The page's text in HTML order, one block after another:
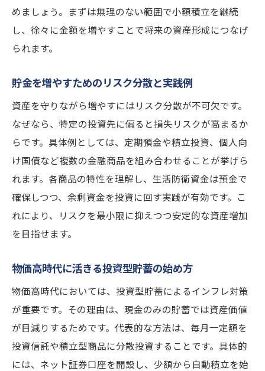
めましょう。まずは無理のない範囲で小額積立を継続
し、徐々に金額を増やすことで将来の資産形成につなげ
られます。
貯金を増やすためのリスク分散と実践例
資産を守りながら増やすにはリスク分散が不可欠です。
なぜなら、特定の投資先に偏ると損失リスクが高まるか
らです。具体例としては、定期預金や積立投資、個人向
け国債など複数の金融商品を組み合わせることが挙げら
れます。各商品の特性を理解し、生活防衛資金は預金で
確保しつつ、余剰資金を投資に回す実践が有効です。こ
れにより、リスクを最小限に抑えつつ安定的な資産増加
を目指せます。
物価高時代に活きる投資型貯蓄の始め方
物価高時代においては、投資型貯蓄によるインフレ対策
が重要です。その理由は、現金のみの貯蓄では資産価値
が目減りするためです。代表的な方法は、毎月一定額を
投資信託や積立型商品に分散投資することです。具体的
には、ネット証券口座を開設し、少額から自動積立を始